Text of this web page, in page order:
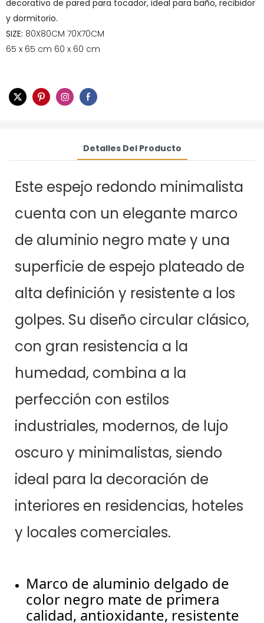
decorativo de pared para tocador, ideal para baño, recibidor
y dormitorio.
SIZE: 80X80CM 70X70CM
65 x 65 cm 60 x 60 cm
Detalles Del Producto
Este espejo redondo minimalista
cuenta con un elegante marco
de aluminio negro mate y una
superficie de espejo plateado de
alta definición y resistente a los
golpes. Su diseño circular clásico,
con gran resistencia a la
humedad, combina a la
perfección con estilos
industriales, modernos, de lujo
oscuro y minimalistas, siendo
ideal para la decoración de
interiores en residencias, hoteles
y locales comerciales.
Marco de aluminio delgado de
color negro mate de primera
calidad, antioxidante, resistente